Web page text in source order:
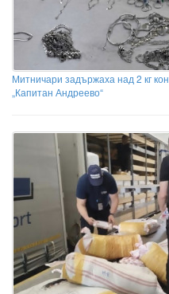
Митничари задържаха над 2 кг
„Капитан Андреево“